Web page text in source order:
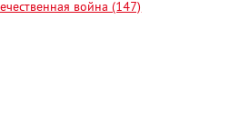
война (147)